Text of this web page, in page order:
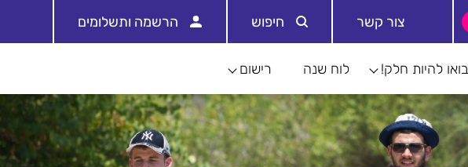
צור קשר חיפוש הרשמה ותשלומים
בואו להיות חלק! לוח שנה רישום